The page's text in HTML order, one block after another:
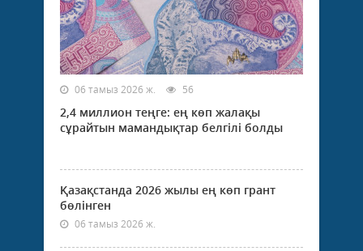
06 тамыз 2026 ж. 56
2,4 миллион теңге: ең көп жалақы
сұрайтын мамандықтар белгілі болды
Қазақстанда 2026 жылы ең көп грант
бөлінген
06 тамыз 2026 ж.